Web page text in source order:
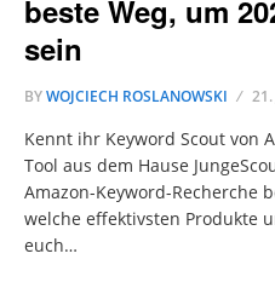
beste Weg, um
sein
BYWOJCIECH ROSLANOWSKI
Kennt ihr Keyword Scout von
Tool aus dem Hause
Amazon-Keyword-Recherche
welche effektivsten Produkte
euch…